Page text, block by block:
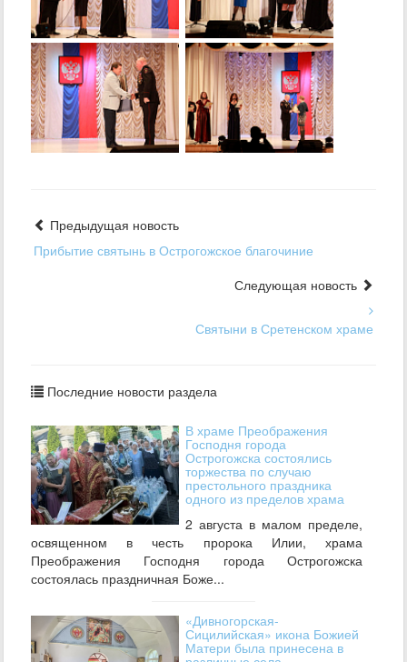
Предыдущая новость
Прибытие святынь в Острогожское благочиние
Следующая новость
Святыни в Сретенском храме
Последние новости раздела
В храме Преображения
Господня города
Острогожска состоялись
торжества по случаю
престольного праздника
одного из пределов храма
2 августа в малом пределе,
освященном в честь пророка Илии, храма
Преображения Господня города Острогожска
состоялась праздничная Боже...
«Дивногорская-
Сицилийская» икона Божией
Матери была принесена в